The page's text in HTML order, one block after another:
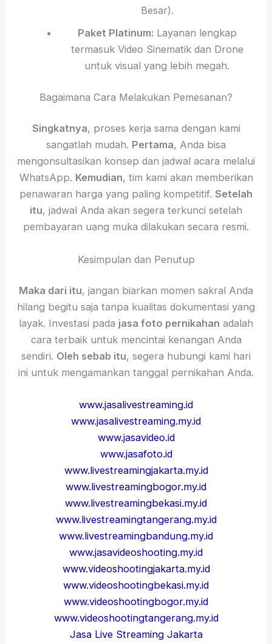
Besar).
Paket Platinum: Layanan lengkap
termasuk Video Sinematik dan Drone
untuk visual yang lebih megah.
Bagaimana Cara Melakukan Pemesanan?
Singkatnya, proses kerja sama dengan kami
sangatlah mudah. Pertama, Anda bisa
mengonsultasikan konsep dan jadwal acara melalui
WhatsApp. Kemudian, tim kami akan memberikan
penawaran harga yang paling kompetitif. Setelah
itu, jadwal Anda akan segera terkunci setelah
pembayaran uang muka dilakukan secara resmi.
Kesimpulan dan Penutup
Maka dari itu, jangan biarkan momen sakral Anda
hilang begitu saja tanpa kualitas dokumentasi yang
layak. Investasi pada jasa foto pernikahan adalah
cara terbaik untuk mencintai kenangan Anda
sendiri. Oleh sebab itu, segera hubungi kami hari
ini untuk mengamankan tanggal pernikahan Anda.
www.jasalivestreaming.id
www.jasalivestreaming.my.id
www.jasavideo.id
www.jasafoto.id
www.livestreamingjakarta.my.id
www.livestreamingbogor.my.id
www.livestreamingbekasi.my.id
www.livestreamingtangerang.my.id
www.livestreamingbandung.my.id
www.jasavideoshooting.my.id
www.videoshootingjakarta.my.id
www.videoshootingbekasi.my.id
www.videoshootingbogor.my.id
www.videoshootingtangerang.my.id
Jasa Live Streaming Jakarta